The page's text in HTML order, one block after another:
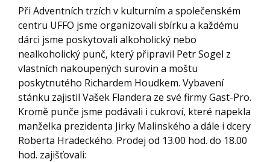
Při Adventních trzích v kulturním a společenském
centru UFFO jsme organizovali sbírku a každému
dárci jsme poskytovali alkoholický nebo
nealkoholický punč, který připravil Petr Sogel z
vlastních nakoupených surovin a moštu
poskytnutého Richardem Houdkem. Vybavení
stánku zajistil Vašek Flandera ze své firmy Gast-Pro.
Kromě punče jsme podávali i cukroví, které napekla
manželka prezidenta Jirky Malinského a dále i dcery
Roberta Hradeckého. Prodej od 13.00 hod. do 18.00
hod. zajišťovali: